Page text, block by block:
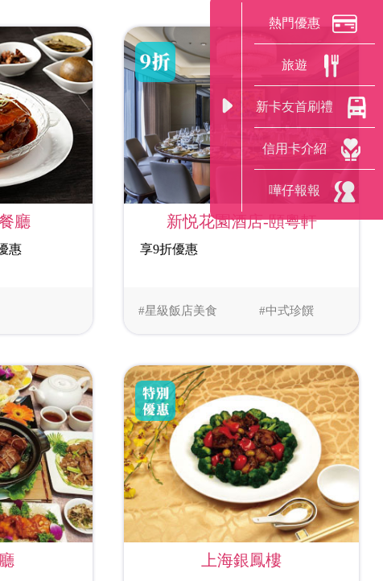
熱門優惠
旅遊
新卡友首刷禮
信用卡介紹
嘩仔報報
廳
惠
#星級飯店美食 #中式珍饌
新悦花園酒店-頤粵軒
享9折優惠
上海銀鳳樓